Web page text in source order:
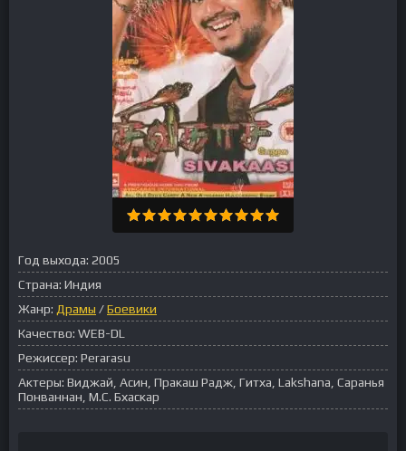
Год выхода: 2005
Страна: Индия
Жанр: Драмы /Боевики
Качество: WEB-DL
Режиссер: Perarasu
Актеры: Виджай, Асин, Пракаш Радж, Гитха, Lakshana, Саранья
Понваннан, М.С. Бхаскар